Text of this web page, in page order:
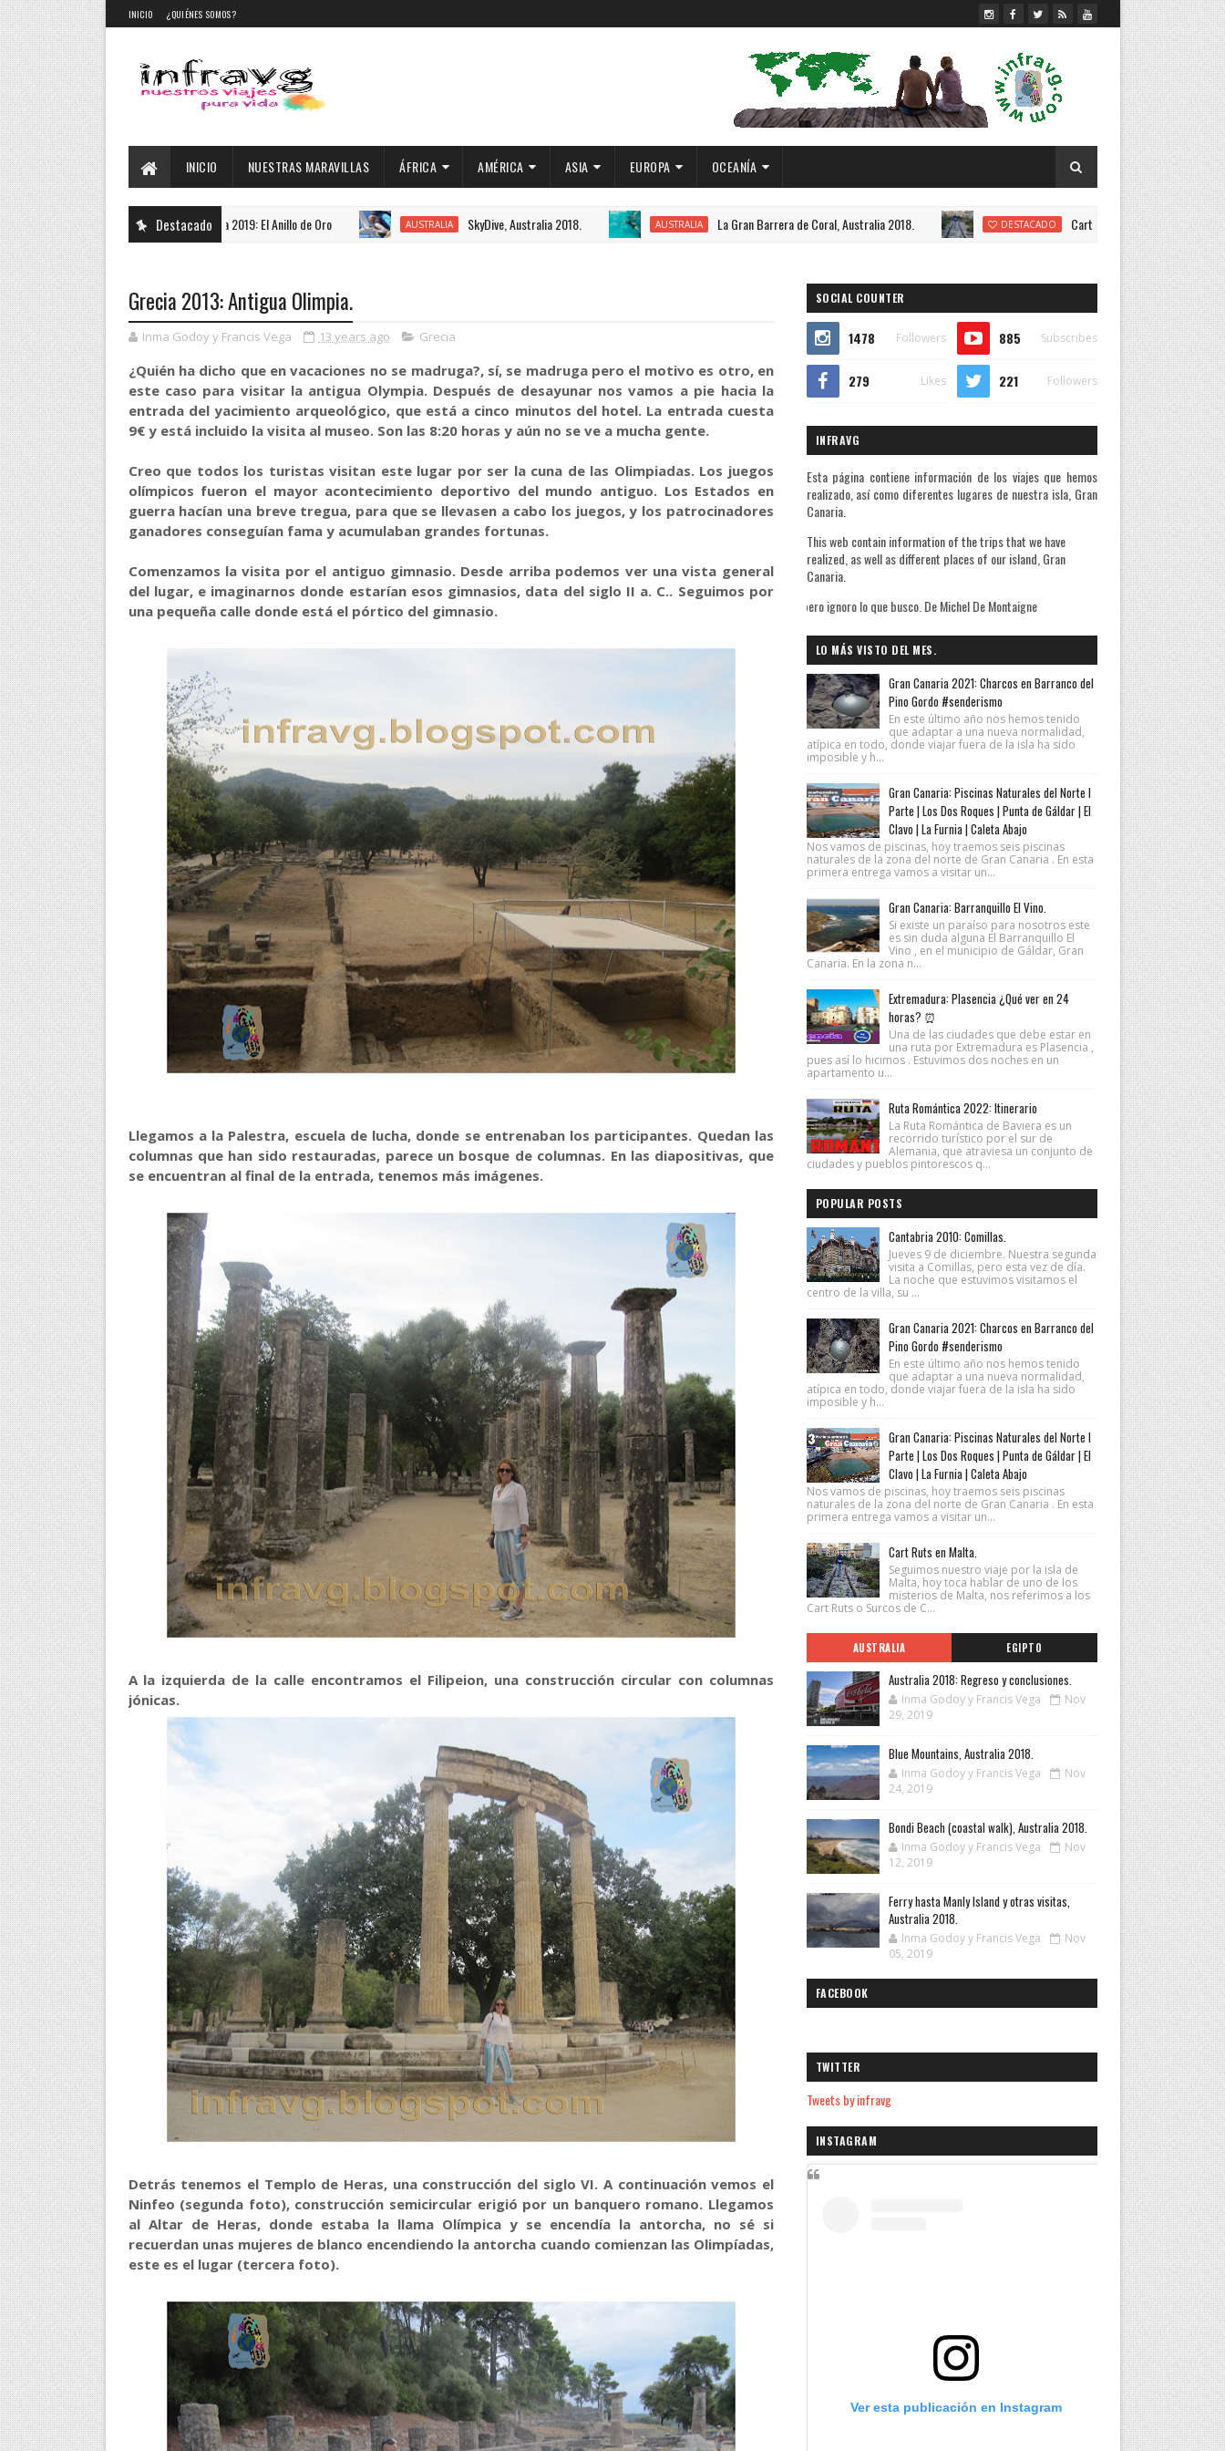
INICIO ¿QUIÉNES SOMOS?
INICIO NUESTRAS MARAVILLAS ÁFRICA AMÉRICA ASIA EUROPA OCEANÍA
Destacado
DESTACADO Rusia 2019: El Anillo de Oro AUSTRALIA SkyDive, Australia 2018. AUSTRALIA La Gran Barrera de Coral, Australia 2018. DESTACADO Cart Ruts en Malta. DESTACADO
Grecia 2013: Antigua Olimpia.
Inma Godoy y Francis Vega 13 years ago Grecia
¿Quién ha dicho que en vacaciones no se madruga?, sí, se madruga pero el motivo es otro, en
este caso para visitar la antigua Olympia. Después de desayunar nos vamos a pie hacia la
entrada del yacimiento arqueológico, que está a cinco minutos del hotel. La entrada cuesta
9€ y está incluido la visita al museo. Son las 8:20 horas y aún no se ve a mucha gente.
Creo que todos los turistas visitan este lugar por ser la cuna de las Olimpiadas. Los juegos
olímpicos fueron el mayor acontecimiento deportivo del mundo antiguo. Los Estados en
guerra hacían una breve tregua, para que se llevasen a cabo los juegos, y los patrocinadores
ganadores conseguían fama y acumulaban grandes fortunas.
Comenzamos la visita por el antiguo gimnasio. Desde arriba podemos ver una vista general
del lugar, e imaginarnos donde estarían esos gimnasios, data del siglo II a. C.. Seguimos por
una pequeña calle donde está el pórtico del gimnasio.
Llegamos a la Palestra, escuela de lucha, donde se entrenaban los participantes. Quedan las
columnas que han sido restauradas, parece un bosque de columnas. En las diapositivas, que
se encuentran al final de la entrada, tenemos más imágenes.
A la izquierda de la calle encontramos el Filipeion, una construcción circular con columnas
jónicas.
Detrás tenemos el Templo de Heras, una construcción del siglo VI. A continuación vemos el
Ninfeo (segunda foto), construcción semicircular erigió por un banquero romano. Llegamos
al Altar de Heras, donde estaba la llama Olímpica y se encendía la antorcha, no sé si
recuerdan unas mujeres de blanco encendiendo la antorcha cuando comienzan las Olimpíadas,
este es el lugar (tercera foto).
SOCIAL COUNTER
1478 Followers 885 Subscribes
279 Likes 221 Followers
INFRAVG
Esta página contiene información de los viajes que hemos
realizado, así como diferentes lugares de nuestra isla, Gran
Canaria.
This web contain information of the trips that we have
realized, as well as different places of our island, Gran
Canaria.
A quienes me preguntan la razón de mis viajes les contesto que sé bien de qué huyo pero ignoro lo que busco. De Michel De Montaigne
LO MÁS VISTO DEL MES.
Gran Canaria 2021: Charcos en Barranco del
Pino Gordo #senderismo
En este último año nos hemos tenido
que adaptar a una nueva normalidad,
atípica en todo, donde viajar fuera de la isla ha sido
imposible y h...
Gran Canaria: Piscinas Naturales del Norte I
Parte | Los Dos Roques | Punta de Gáldar | El
Clavo | La Furnia | Caleta Abajo
Nos vamos de piscinas, hoy traemos seis piscinas
naturales de la zona del norte de Gran Canaria . En esta
primera entrega vamos a visitar un...
Gran Canaria: Barranquillo El Vino.
Si existe un paraíso para nosotros este
es sin duda alguna El Barranquillo El
Vino , en el municipio de Gáldar, Gran
Canaria. En la zona n...
Extremadura: Plasencia ¿Qué ver en 24
horas? ⏰
Una de las ciudades que debe estar en
una ruta por Extremadura es Plasencia ,
pues así lo hicimos . Estuvimos dos noches en un
apartamento u...
Ruta Romántica 2022: Itinerario
La Ruta Romántica de Baviera es un
recorrido turístico por el sur de
Alemania, que atraviesa un conjunto de
ciudades y pueblos pintorescos q...
POPULAR POSTS
Cantabria 2010: Comillas.
Jueves 9 de diciembre. Nuestra segunda
visita a Comillas, pero esta vez de día.
La noche que estuvimos visitamos el
centro de la villa, su ...
Gran Canaria 2021: Charcos en Barranco del
Pino Gordo #senderismo
En este último año nos hemos tenido
que adaptar a una nueva normalidad,
atípica en todo, donde viajar fuera de la isla ha sido
imposible y h...
Gran Canaria: Piscinas Naturales del Norte I
Parte | Los Dos Roques | Punta de Gáldar | El
Clavo | La Furnia | Caleta Abajo
Nos vamos de piscinas, hoy traemos seis piscinas
naturales de la zona del norte de Gran Canaria . En esta
primera entrega vamos a visitar un...
Cart Ruts en Malta.
Seguimos nuestro viaje por la isla de
Malta, hoy toca hablar de uno de los
misterios de Malta, nos referimos a los
Cart Ruts o Surcos de C...
AUSTRALIA EGIPTO
Australia 2018: Regreso y conclusiones.
Inma Godoy y Francis Vega
Nov
29, 2019
Blue Mountains, Australia 2018.
Inma Godoy y Francis Vega
Nov
24, 2019
Bondi Beach (coastal walk), Australia 2018.
Inma Godoy y Francis Vega
Nov
12, 2019
Ferry hasta Manly Island y otras visitas,
Australia 2018.
Inma Godoy y Francis Vega
Nov
05, 2019
FACEBOOK
TWITTER
Tweets by infravg
INSTAGRAM
Ver esta publicación en Instagram